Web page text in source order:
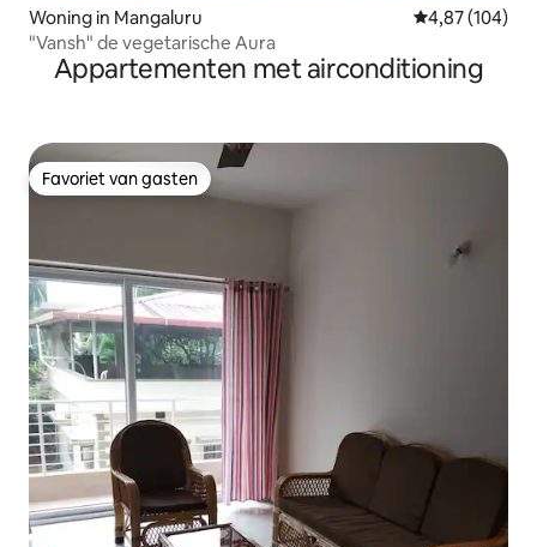
Woning in Mangaluru Gemiddelde
4,87 (104)
"Vansh" de vegetarische Aura
Appartementen met airconditioning
Favoriet van gasten
Favoriet van gasten